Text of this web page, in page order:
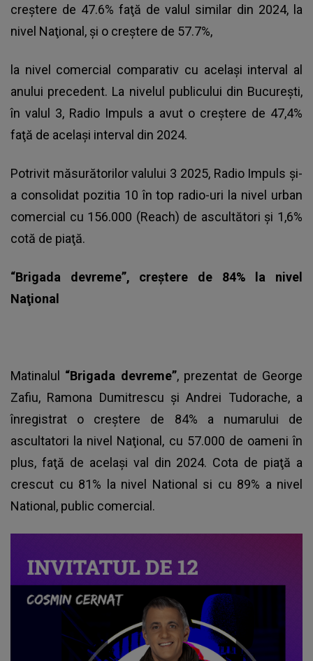
creştere de 47.6% faţă de valul similar din 2024, la
nivel Naţional, şi o creştere de 57.7%,
la nivel comercial comparativ cu acelaşi interval al
anului precedent. La nivelul publicului din Bucureşti,
în valul 3, Radio Impuls a avut o creştere de 47,4%
faţă de acelaşi interval din 2024.
Potrivit măsurătorilor valului 3 2025, Radio Impuls şi-
a consolidat pozitia 10 în top radio-uri la nivel urban
comercial cu 156.000 (Reach) de ascultători şi 1,6%
cotă de piaţă.
“Brigada devreme”, creştere de 84% la nivel
Naţional
Matinalul “Brigada devreme”, prezentat de George
Zafiu, Ramona Dumitrescu şi Andrei Tudorache, a
înregistrat o creştere de 84% a numarului de
ascultatori la nivel Naţional, cu 57.000 de oameni în
plus, faţă de acelaşi val din 2024. Cota de piaţă a
crescut cu 81% la nivel National si cu 89% a nivel
National, public comercial.